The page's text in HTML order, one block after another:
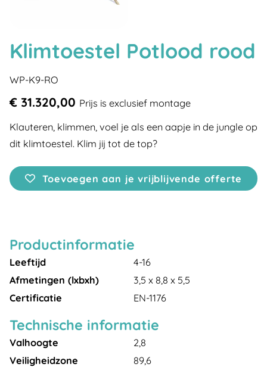
Klimtoestel Potlood rood
WP-K9-RO
€ 31.320,00 Prijs is exclusief montage
Klauteren, klimmen, voel je als een aapje in de jungle op
dit klimtoestel. Klim jij tot de top?
Toevoegen aan je vrijblijvende offerte
Productinformatie
Leeftijd
4-16
Afmetingen (lxbxh)
3,5 x 8,8 x 5,5
Certificatie
EN-1176
Technische informatie
Valhoogte
2,8
Veiligheidzone
89,6